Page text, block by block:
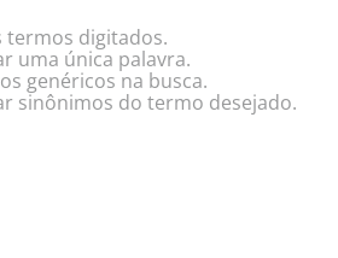
termos digitados.
uma única palavra.
genéricos na busca.
sinônimos do termo desejado.